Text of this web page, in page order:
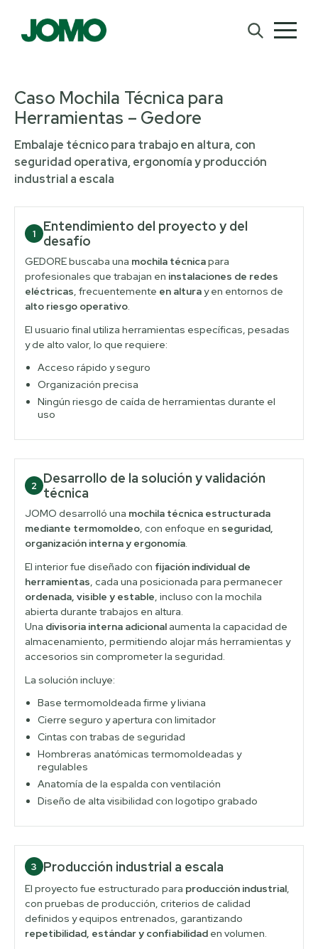
Caso Mochila Técnica para
Herramientas – Gedore
Embalaje técnico para trabajo en altura, con
seguridad operativa, ergonomía y producción
industrial a escala
1
Entendimiento del proyecto y del
desafío
GEDORE buscaba una mochila técnicapara
profesionales que trabajan en instalaciones de redes
eléctricas, frecuentemente en alturay en entornos de
alto riesgo operativo.
El usuario final utiliza herramientas específicas, pesadas
y de alto valor, lo que requiere:
Acceso rápido y seguro
Organización precisa
Ningún riesgo de caída de herramientas durante el
uso
2
Desarrollo de la solución y validación
técnica
JOMO desarrolló una mochila técnica estructurada
mediante termomoldeo, con enfoque en seguridad,
organización interna y ergonomía.
El interior fue diseñado con fijación individual de
herramientas, cada una posicionada para permanecer
ordenada, visible y estable, incluso con la mochila
abierta durante trabajos en altura.
Una divisoria interna adicional aumenta la capacidad de
almacenamiento, permitiendo alojar más herramientas y
accesorios sin comprometer la seguridad.
La solución incluye:
Base termomoldeada firme y liviana
Cierre seguro y apertura con limitador
Cintas con trabas de seguridad
Hombreras anatómicas termomoldeadas y
regulables
Anatomía de la espalda con ventilación
Diseño de alta visibilidad con logotipo grabado
3 Producción industrial a escala
El proyecto fue estructurado para producción industrial,
con pruebas de producción, criterios de calidad
definidos y equipos entrenados, garantizando
repetibilidad, estándar y confiabilidad en volumen.